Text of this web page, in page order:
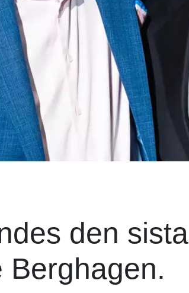
den sista
Berghagen.